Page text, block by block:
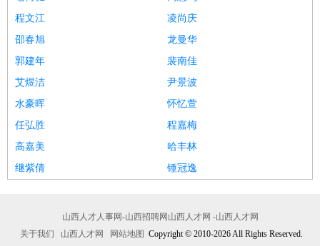
程文江
凌尚庆
邵春旭
龙曼华
郭建年
裴南佳
艾煜洁
尹景波
水豪晖
怀忆萱
任弘胜
程嘉梅
高嘉美
哈丰林
继紫倩
锺冠逸
山西人才人事网-山西招聘网山西人才网 -山西人才网
关于我们
山西人才网 网站地图 Copyright © 2010-2026 All Rights Reserved.